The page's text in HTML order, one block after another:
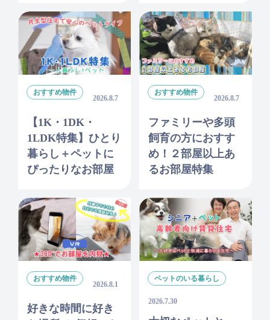
おすすめ物件
2026.8.7
【1K・1DK・
1LDK特集】ひとり
暮らし＋ペットに
ぴったりなお部屋
おすすめ物件
2026.8.7
ファミリーや多頭
飼育の方におすす
め！２部屋以上あ
るお部屋特集
おすすめ物件
2026.8.1
好きな時間に好き
ペットのいる暮らし
2026.7.30